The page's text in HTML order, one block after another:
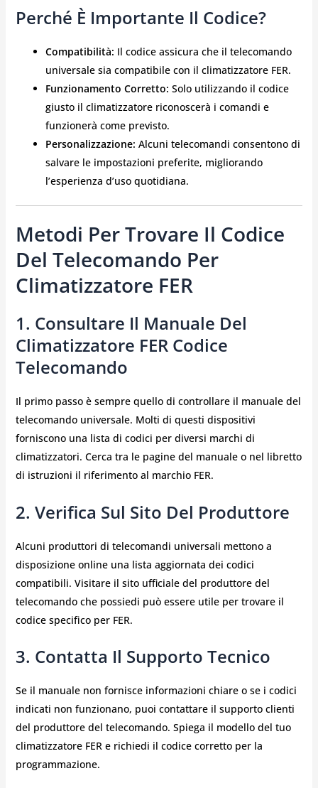
Perché È Importante Il Codice?
Compatibilità: Il codice assicura che il telecomando
universale sia compatibile con il climatizzatore FER.
Funzionamento Corretto: Solo utilizzando il codice
giusto il climatizzatore riconoscerà i comandi e
funzionerà come previsto.
Personalizzazione: Alcuni telecomandi consentono di
salvare le impostazioni preferite, migliorando
l’esperienza d’uso quotidiana.
Metodi Per Trovare Il Codice
Del Telecomando Per
Climatizzatore FER
1. Consultare Il Manuale Del
Climatizzatore FER Codice
Telecomando
Il primo passo è sempre quello di controllare il manuale del
telecomando universale. Molti di questi dispositivi
forniscono una lista di codici per diversi marchi di
climatizzatori. Cerca tra le pagine del manuale o nel libretto
di istruzioni il riferimento al marchio FER.
2. Verifica Sul Sito Del Produttore
Alcuni produttori di telecomandi universali mettono a
disposizione online una lista aggiornata dei codici
compatibili. Visitare il sito ufficiale del produttore del
telecomando che possiedi può essere utile per trovare il
codice specifico per FER.
3. Contatta Il Supporto Tecnico
Se il manuale non fornisce informazioni chiare o se i codici
indicati non funzionano, puoi contattare il supporto clienti
del produttore del telecomando. Spiega il modello del tuo
climatizzatore FER e richiedi il codice corretto per la
programmazione.